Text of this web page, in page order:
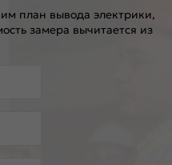
план вывода электрики,
замера вычитается из